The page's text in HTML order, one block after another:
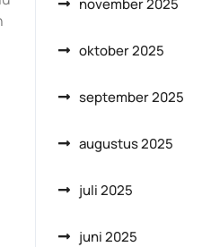
november 2025
oktober 2025
september 2025
augustus 2025
juli 2025
juni 2025